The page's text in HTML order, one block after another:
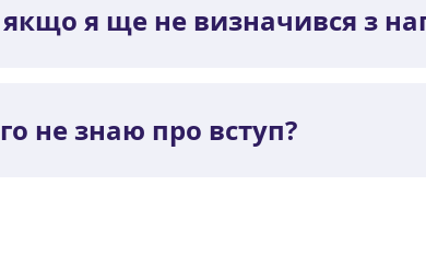
я ще не визначився з
не знаю про вступ?